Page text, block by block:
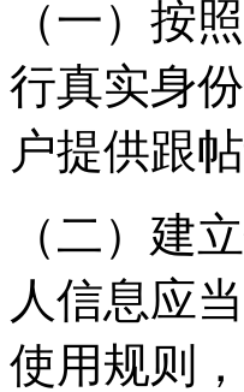
（一）按
行真实身
户提供跟
（二）建
人信息应
使用规则